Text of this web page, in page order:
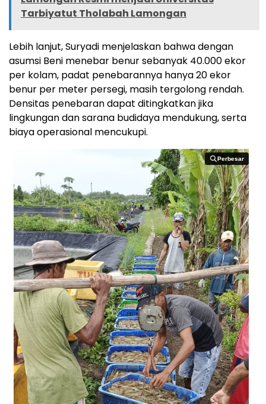
Tarbiyatut Tholabah Lamongan
Lebih lanjut, Suryadi menjelaskan bahwa dengan
asumsi Beni menebar benur sebanyak 40.000 ekor
per kolam, padat penebarannya hanya 20 ekor
benur per meter persegi, masih tergolong rendah.
Densitas penebaran dapat ditingkatkan jika
lingkungan dan sarana budidaya mendukung, serta
biaya operasional mencukupi.
Perbesar
Perbesar